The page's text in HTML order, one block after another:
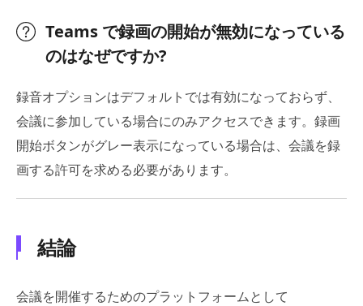
Teams で録画の開始が無効になっている
のはなぜですか?
録音オプションはデフォルトでは有効になっておらず、
会議に参加している場合にのみアクセスできます。録画
開始ボタンがグレー表示になっている場合は、会議を録
画する許可を求める必要があります。
結論
会議を開催するためのプラットフォームとして